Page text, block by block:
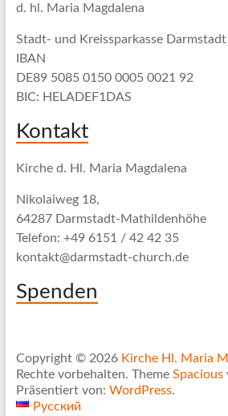
d. hl. Maria Magdalena
Stadt- und Kreissparkasse Darmstadt
IBAN
DE89 5085 0150 0005 0021 92
BIC: HELADEF1DAS
Kontakt
Kirche d. Hl. Maria Magdalena
Nikolaiweg 18,
64287 Darmstadt-Mathildenhöhe
Telefon: +49 6151 / 42 42 35
kontakt@darmstadt-church.de
Spenden
Copyright © 2026 Kirche Hl. Maria
Rechte vorbehalten. Theme Spacious
Präsentiert von: WordPress.
Русский